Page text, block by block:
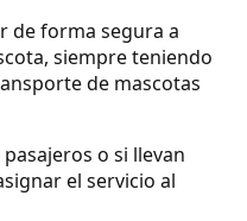
de forma segura a
siempre teniendo
de mascotas
o si llevan
el servicio al